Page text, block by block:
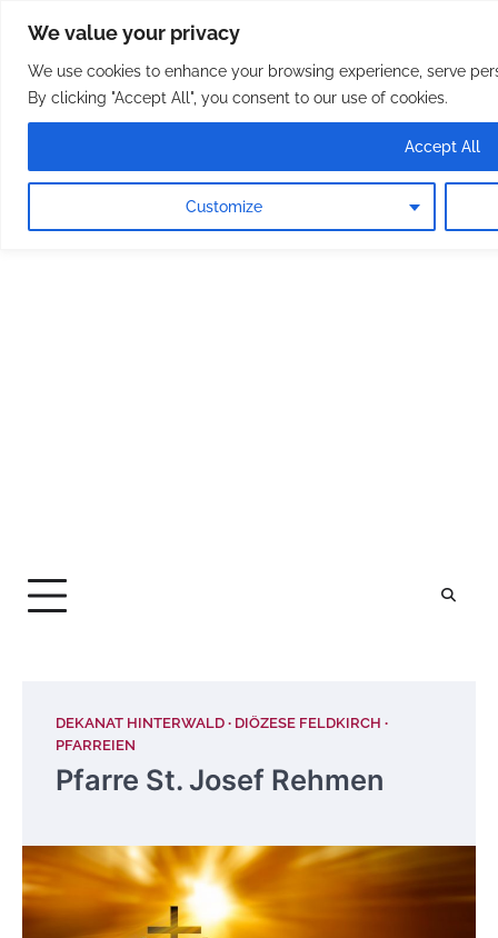
We value your privacy
We use cookies to enhance your browsing experience, serve
By clicking "Accept All", you consent to our use of cookies.
Customize
Accept All
content
Osterreichische Pfarreie
DEKANAT HINTERWALD
DIÖZESE FELDKIRCH
PFARREIEN
Pfarre St. Josef Rehmen